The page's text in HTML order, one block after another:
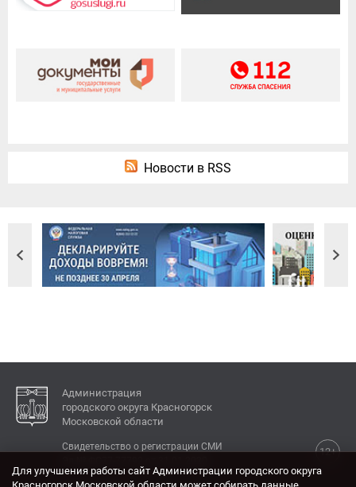
Новости в RSS
Администрация
городского округа Красногорск
Московской области
12+
Свидетельство о регистрации СМИ
Для улучшения работы сайт Администрации городского округа